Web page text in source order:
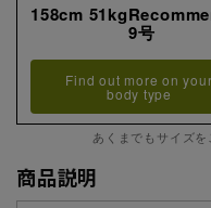
158cm
9号
Find out more on your
body type
あくまでもサイズを
商品説明